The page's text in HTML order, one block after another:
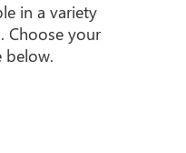
in a variety
Choose your
below.